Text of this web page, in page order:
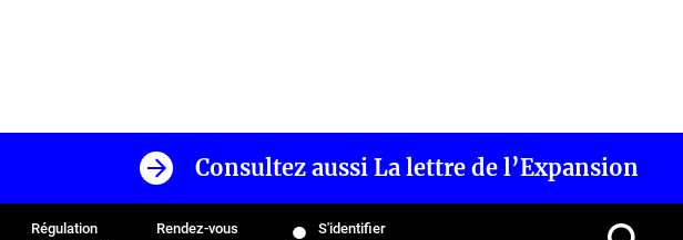
Consultez aussi La lettre de l’Expansion
Régulation
Rendez-vous S'identifier